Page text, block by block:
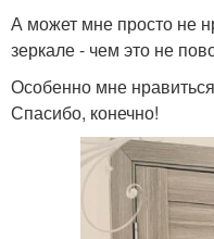
А может мне просто не
зеркале - чем это не
Особенно мне
Спасибо, конечно!